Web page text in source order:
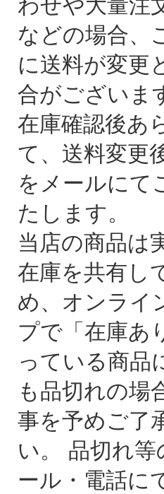
わせや大量注
などの場合、
に送料が変更
合がございま
在庫確認後あ
て、送料変更
をメールにて
たします。
当店の商品は
在庫を共有し
め、オンライ
プで「在庫あ
っている商品
も品切れの場
事を予めご了
い。 品切れ等
ール・電話に